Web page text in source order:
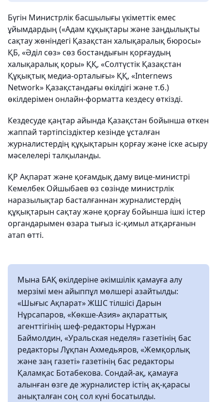
Бүгін Министрлік басшылығы үкіметтік емес
ұйымдардың («Адам құқықтары және заңдылықты
сақтау жөніндегі Қазақстан халықаралық бюросы»
ҚБ, «Әділ сөз» сөз бостандығын қорғаудың
халықаралық қоры» ҚҚ, «Солтүстік Қазақстан
Құқықтық медиа-орталығы» ҚҚ, «Internews
Network» Қазақстандағы өкілдігі және т.б.)
өкілдерімен онлайн-форматта кездесу өткізді.
Кездесуде қаңтар айында Қазақстан бойынша өткен
жаппай тәртіпсіздіктер кезінде ұсталған
журналистердің құқықтарын қорғау және іске асыру
мәселелері талқыланды.
ҚР Ақпарат және қоғамдық даму вице-министрі
Кемелбек Ойшыбаев өз сөзінде министрлік
наразылықтар басталғаннан журналистердің
құқықтарын сақтау және қорғау бойынша ішкі істер
органдарымен өзара тығыз іс-қимыл атқарғанын
атап өтті.
Мына БАҚ өкілдеріне әкімшілік қамауға алу
мерзімі мен айыппұл мөлшері азайтылды:
«Шығыс Ақпарат» ЖШС тілшісі Дарын
Нұрсапаров, «Көкше-Азия» ақпараттық
агенттігінің шеф-редакторы Нұржан
Баймолдин, «Уральская неделя» газетінің бас
редакторы Лұқпан Ахмедьяров, «Жемқорлық
және заң газеті» газетінің бас редакторы
Қаламқас Ботабекова. Сондай-ақ, қамауға
алынған өзге де журналистер істің ақ-қарасы
анықталған соң сол күні босатылды.